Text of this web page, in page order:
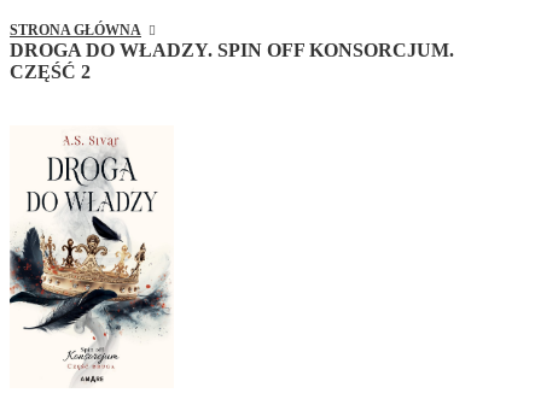
STRONA GŁÓWNA
DROGA DO WŁADZY. SPIN OFF KONSORCJUM.
CZĘŚĆ 2